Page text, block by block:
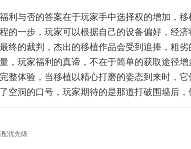
利与否的答案在于玩家手中选择权的增加，
的一步，玩家可以根据自己的设备偏好，经济
终的裁判，杰出的移植作品会受到追捧，粗
，玩家福利的真谛，不在于简单的获取途径
整体验，当移植以精心打磨的姿态到来时，
空洞的口号，玩家期待的是那道打破围墙后，
优先级